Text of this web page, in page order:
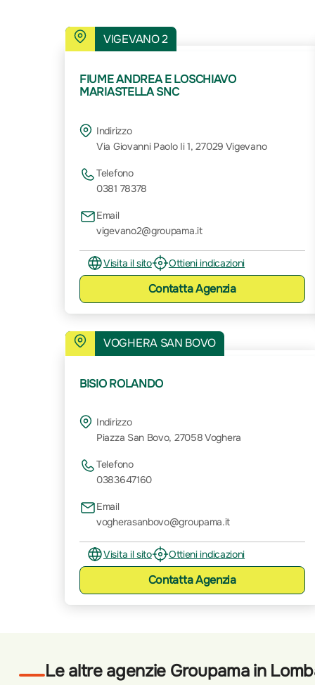
VIGEVANO 2
FIUME ANDREA E LOSCHIAVO
MARIASTELLA SNC
Indirizzo
Via Giovanni Paolo Ii 1, 27029 Vigevano
Telefono
0381 78378
Email
vigevano2@groupama.it
Visita il sito Ottieni indicazioni
ContattaAgenzia
VOGHERA SAN BOVO
BISIO ROLANDO
Indirizzo
Piazza San Bovo, 27058 Voghera
Telefono
0383647160
Email
vogherasanbovo@groupama.it
Visita il sito Ottieni indicazioni
ContattaAgenzia
Le altre agenzie Groupama in